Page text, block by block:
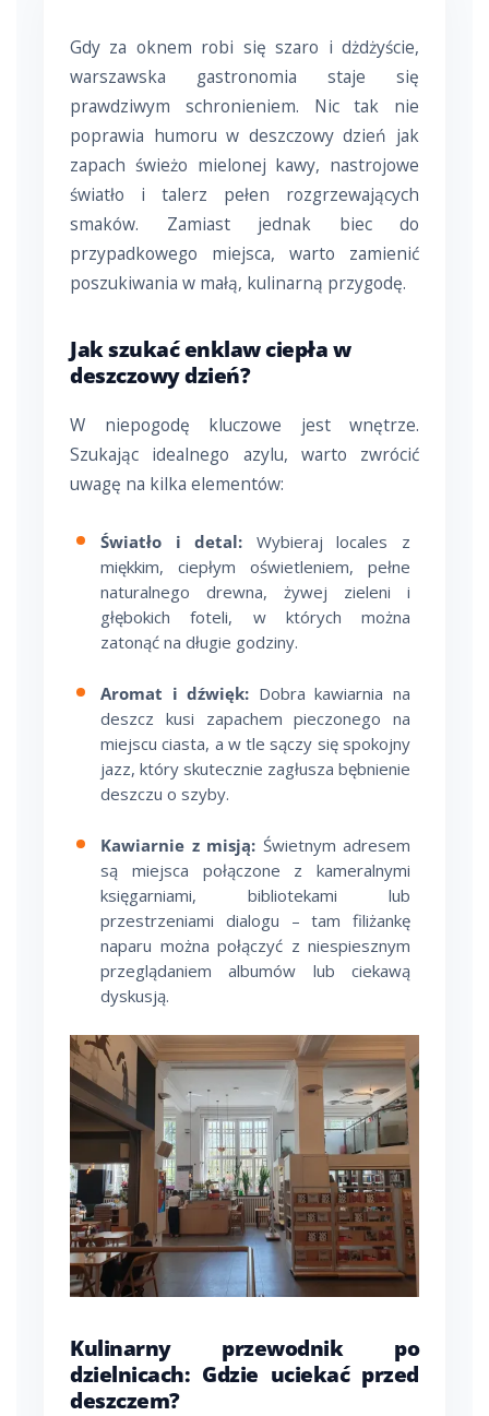
Gdy za oknem robi się szaro i dżdżyście,
warszawska gastronomia staje się
prawdziwym schronieniem. Nic tak nie
poprawia humoru w deszczowy dzień jak
zapach świeżo mielonej kawy, nastrojowe
światło i talerz pełen rozgrzewających
smaków. Zamiast jednak biec do
przypadkowego miejsca, warto zamienić
poszukiwania w małą, kulinarną przygodę.
Jak szukać enklaw ciepła w
deszczowy dzień?
W niepogodę kluczowe jest wnętrze.
Szukając idealnego azylu, warto zwrócić
uwagę na kilka elementów:
Światło i detal: Wybieraj locales z
miękkim, ciepłym oświetleniem, pełne
naturalnego drewna, żywej zieleni i
głębokich foteli, w których można
zatonąć na długie godziny.
Aromat i dźwięk: Dobra kawiarnia na
deszcz kusi zapachem pieczonego na
miejscu ciasta, a w tle sączy się spokojny
jazz, który skutecznie zagłusza bębnienie
deszczu o szyby.
Kawiarnie z misją: Świetnym adresem
są miejsca połączone z kameralnymi
księgarniami, bibliotekami lub
przestrzeniami dialogu – tam filiżankę
naparu można połączyć z niespiesznym
przeglądaniem albumów lub ciekawą
dyskusją.
Kulinarny przewodnik po
dzielnicach: Gdzie uciekać przed
deszczem?